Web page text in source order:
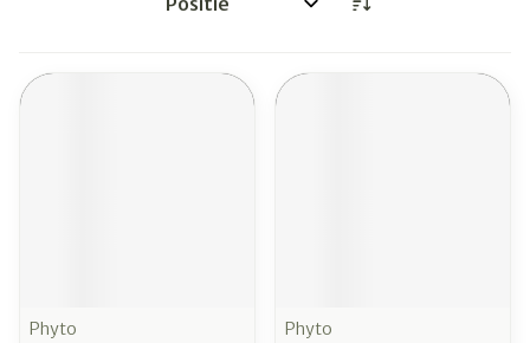
Sorteer op:
Phyto
Phyto